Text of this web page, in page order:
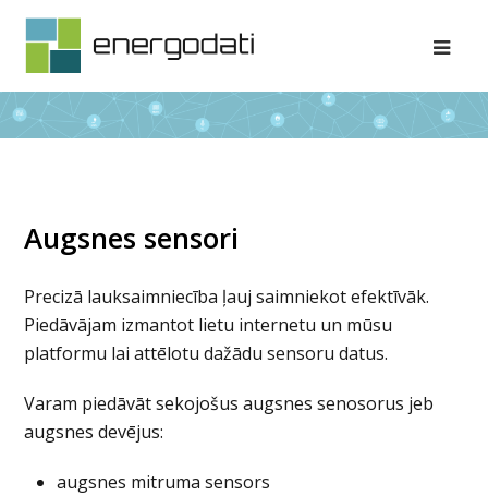
Augsnes sensori
Precizā lauksaimniecība ļauj saimniekot efektīvāk.
Piedāvājam izmantot lietu internetu un mūsu
platformu lai attēlotu dažādu sensoru datus.
Varam piedāvāt sekojošus augsnes senosorus jeb
augsnes devējus:
augsnes mitruma sensors